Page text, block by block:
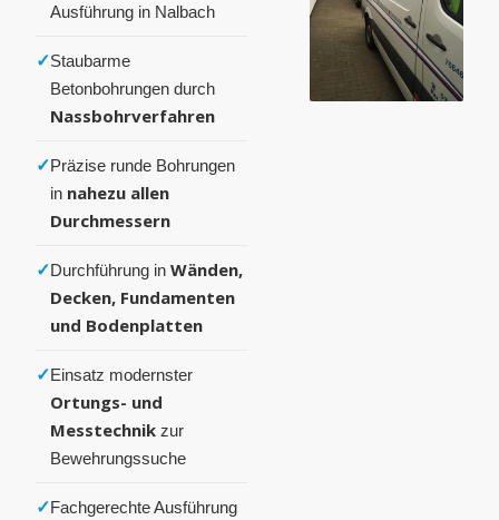
Ausführung in Nalbach
✓Staubarme
Betonbohrungen durch
Nassbohrverfahren
✓Präzise runde Bohrungen
in nahezu allen
Durchmessern
✓Durchführung in Wänden,
Decken, Fundamenten
und Bodenplatten
✓Einsatz modernster
Ortungs- und
Messtechnik zur
Bewehrungssuche
✓Fachgerechte Ausführung